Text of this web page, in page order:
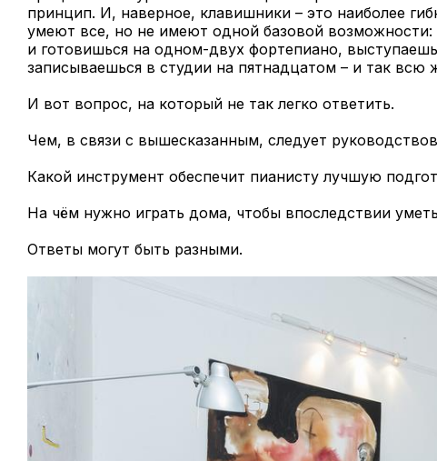
принцип. И, наверное, клавишники – это наиболее
умеют все, но не имеют одной базовой
и готовишься на одном-двух фортепиано,
записываешься в студии на пятнадцатом – и так всю
И вот вопрос, на который не так легко ответить.
Чем, в связи с вышесказанным, следует
Какой инструмент обеспечит пианисту лучшую
На чём нужно играть дома, чтобы впоследствии
Ответы могут быть разными.